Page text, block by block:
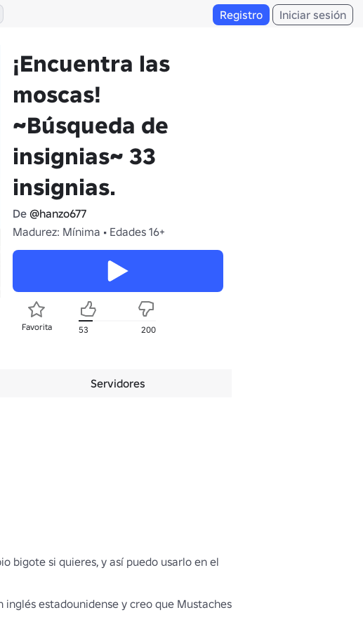
Registro Iniciar sesión
¡Encuentra las
moscas!
~Búsqueda de
insignias~ 33
insignias.
De @hanzo677
Madurez: Mínima • Edades 16+
Favorita 53 200
Servidores
bigote si quieres, y así puedo usarlo en el
estadounidense y creo que Mustaches